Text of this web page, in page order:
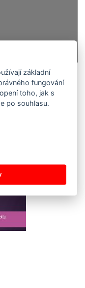
AGE
základní
fungování
toho, jak s
po souhlasu.